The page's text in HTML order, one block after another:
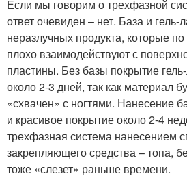
Если мы говорим о трехфазной
ответ очевиден – нет. База и гель-
неразлучных продукта, которые
плохо взаимодействуют с
пластины. Без базы покрытие
около 2-3 дней, так как материал
«схвачен» с ногтями. Нанесение
и красивое покрытие около 2-4
трехфазная система нанесением
закрепляющего средства – топа,
тоже «слезет» раньше времени.